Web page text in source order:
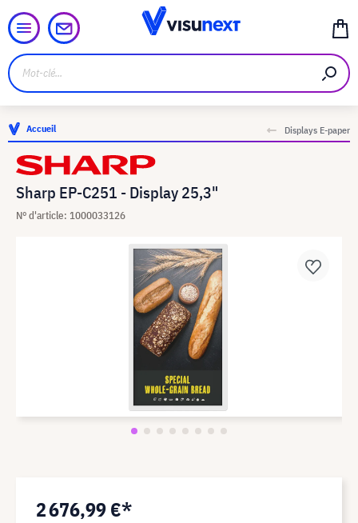
Accueil Displays E-paper
Sharp EP-C251 - Display 25,3"
N° d'article: 1000033126
2 676,99 €*